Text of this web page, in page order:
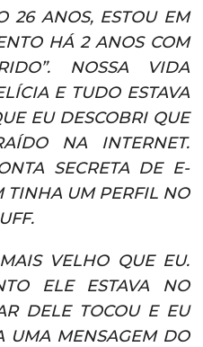
26 ANOS, ESTOU EM
HÁ 2 ANOS COM
NOSSA VIDA
E TUDO ESTAVA
EU DESCOBRI QUE
NA INTERNET.
SECRETA DE E-
TINHA UM PERFIL NO
VELHO QUE EU.
ELE ESTAVA NO
DELE TOCOU E EU
UMA MENSAGEM DO